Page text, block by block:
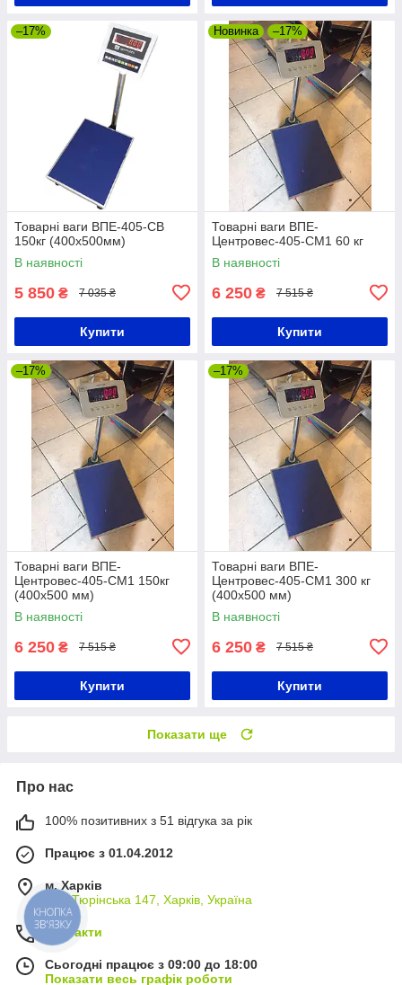
–17%
Товарні ваги ВПЕ-405-СВ
150кг (400х500мм)
В наявності
5 850 ₴ 7 035 ₴
Купити
Новинка –17%
Товарні ваги ВПЕ-
Центровес-405-СМ1 60 кг
В наявності
6 250 ₴ 7 515 ₴
Купити
–17%
Товарні ваги ВПЕ-
Центровес-405-СМ1 150кг
(400х500 мм)
В наявності
6 250 ₴ 7 515 ₴
Купити
–17%
Товарні ваги ВПЕ-
Центровес-405-СМ1 300 кг
(400х500 мм)
В наявності
6 250 ₴ 7 515 ₴
Купити
Показати ще
Про нас
100% позитивних з 51 відгука за рік
Працює з 01.04.2012
м. Харків
вул. Тюрінська 147, Харків, Україна
Контакти
Сьогодні працює з 09:00 до 18:00
Показати весь графік роботи
КНОПКА
ЗВ'ЯЗКУ